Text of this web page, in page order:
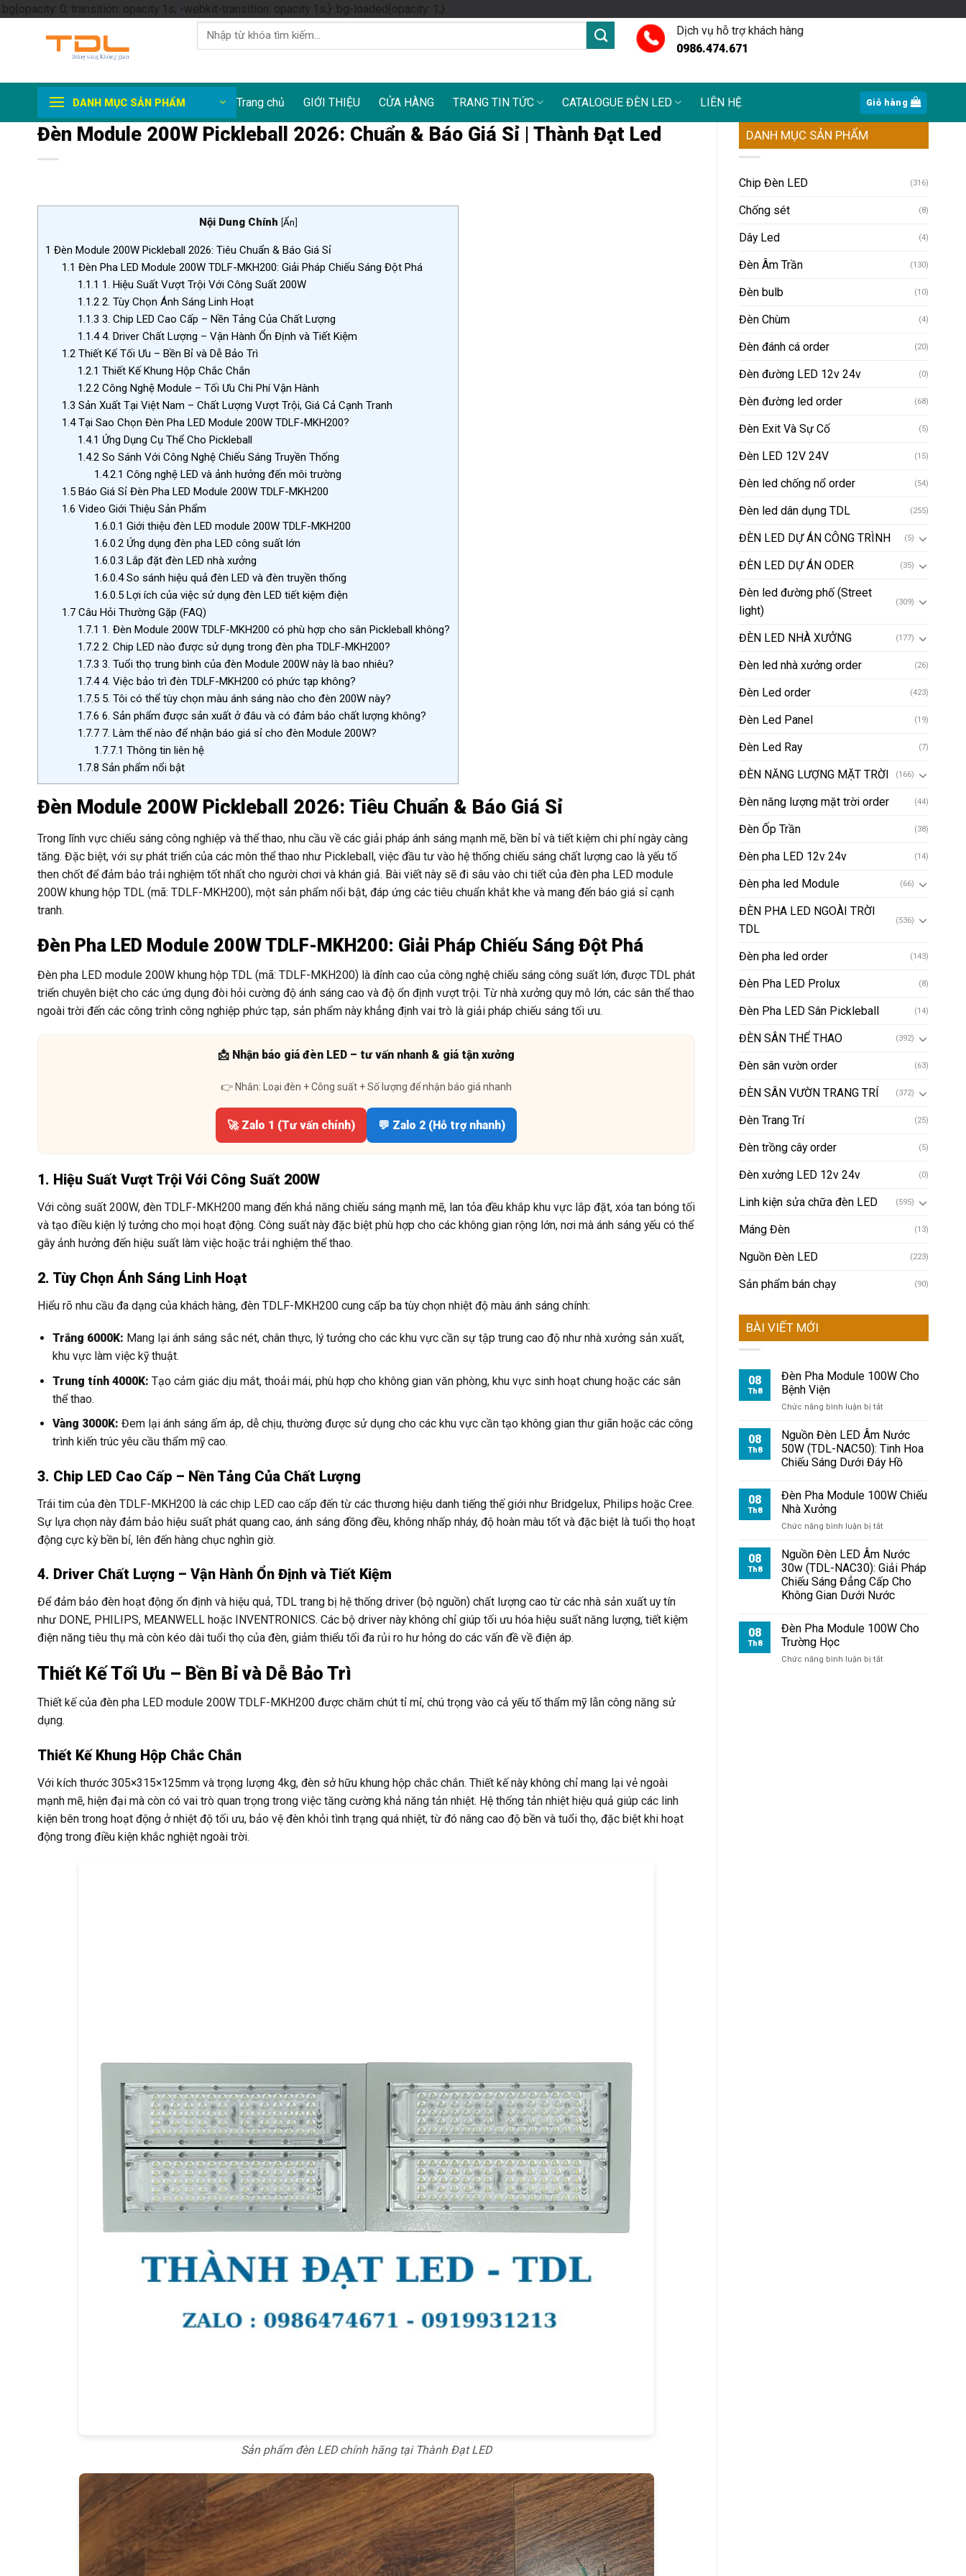
.bg{opacity: 0; transition: opacity 1s; -webkit-transition: opacity 1s;} .bg-loaded{opacity: 1;}Skip
to
Tìm
kiếm:
Dịch vụ hỗ trợ khách hàng
0986.474.671
DANH MỤC SẢN PHẨM Trang chủ GIỚI THIỆU CỬA HÀNG TRANG TIN TỨC CATALOGUE ĐÈN LED LIÊN HỆ Giỏ hàng
Đèn Module 200W Pickleball 2026: Chuẩn & Báo Giá Sỉ | Thành Đạt Led
Nội Dung Chính [Ẩn]
1 Đèn Module 200W Pickleball 2026: Tiêu Chuẩn & Báo Giá Sỉ
1.1 Đèn Pha LED Module 200W TDLF-MKH200: Giải Pháp Chiếu Sáng Đột Phá
1.1.1 1. Hiệu Suất Vượt Trội Với Công Suất 200W
1.1.2 2. Tùy Chọn Ánh Sáng Linh Hoạt
1.1.3 3. Chip LED Cao Cấp – Nền Tảng Của Chất Lượng
1.1.44. Driver Chất Lượng – Vận Hành Ổn Định và Tiết Kiệm
1.2Thiết Kế Tối Ưu – Bền Bỉ và Dễ Bảo Trì
1.2.1 Thiết Kế Khung Hộp Chắc Chắn
1.2.2 Công Nghệ Module – Tối Ưu Chi Phí Vận Hành
1.3 Sản Xuất Tại Việt Nam – Chất Lượng Vượt Trội, Giá Cả Cạnh Tranh
1.4Tại Sao Chọn Đèn Pha LED Module 200W TDLF-MKH200?
1.4.1 Ứng Dụng Cụ Thể Cho Pickleball
1.4.2 So Sánh Với Công Nghệ Chiếu Sáng Truyền Thống
1.4.2.1 Công nghệ LED và ảnh hưởng đến môi trường
1.5Báo Giá Sỉ Đèn Pha LED Module 200W TDLF-MKH200
1.6 Video Giới Thiệu Sản Phẩm
1.6.0.1 Giới thiệu đèn LED module 200W TDLF-MKH200
1.6.0.2Ứng dụng đèn pha LED công suất lớn
1.6.0.3 Lắp đặt đèn LED nhà xưởng
1.6.0.4So sánh hiệu quả đèn LED và đèn truyền thống
1.6.0.5Lợi ích của việc sử dụng đèn LED tiết kiệm điện
1.7Câu Hỏi Thường Gặp (FAQ)
1.7.1 1. Đèn Module 200W TDLF-MKH200 có phù hợp cho sân Pickleball không?
1.7.2 2. Chip LED nào được sử dụng trong đèn pha TDLF-MKH200?
1.7.3 3. Tuổi thọ trung bình của đèn Module 200W này là bao nhiêu?
1.7.44. Việc bảo trì đèn TDLF-MKH200 có phức tạp không?
1.7.5 5. Tôi có thể tùy chọn màu ánh sáng nào cho đèn 200W này?
1.7.6 6. Sản phẩm được sản xuất ở đâu và có đảm bảo chất lượng không?
1.7.7 7. Làm thế nào để nhận báo giá sỉ cho đèn Module 200W?
1.7.7.1 Thông tin liên hệ
1.7.8 Sản phẩm nổi bật
Đèn Module 200W Pickleball 2026: Tiêu Chuẩn & Báo Giá Sỉ
Trong lĩnh vực chiếu sáng công nghiệp và thể thao, nhu cầu về các giải pháp ánh sáng mạnh mẽ, bền bỉ và tiết kiệm chi phí ngày càng
tăng. Đặc biệt, với sự phát triển của các môn thể thao như Pickleball, việc đầu tư vào hệ thống chiếu sáng chất lượng cao là yếu tố
then chốt để đảm bảo trải nghiệm tốt nhất cho người chơi và khán giả. Bài viết này sẽ đi sâu vào chi tiết của đèn pha LED module
200W khung hộp TDL (mã: TDLF-MKH200), một sản phẩm nổi bật, đáp ứng các tiêu chuẩn khắt khe và mang đến báo giá sỉ cạnh
tranh.
Đèn Pha LED Module 200W TDLF-MKH200: Giải Pháp Chiếu Sáng Đột Phá
Đèn pha LED module 200W khung hộp TDL (mã: TDLF-MKH200) là đỉnh cao của công nghệ chiếu sáng công suất lớn, được TDL phát
triển chuyên biệt cho các ứng dụng đòi hỏi cường độ ánh sáng cao và độ ổn định vượt trội. Từ nhà xưởng quy mô lớn, các sân thể thao
ngoài trời đến các công trình công nghiệp phức tạp, sản phẩm này khẳng định vai trò là giải pháp chiếu sáng tối ưu.
📩 Nhận báo giá đèn LED – tư vấn nhanh & giá tận xưởng
👉 Nhắn: Loại đèn + Công suất + Số lượng để nhận báo giá nhanh
🚀 Zalo 1 (Tư vấn chính) 💬 Zalo 2 (Hỗ trợ nhanh)
1. Hiệu Suất Vượt Trội Với Công Suất 200W
Với công suất 200W, đèn TDLF-MKH200 mang đến khả năng chiếu sáng mạnh mẽ, lan tỏa đều khắp khu vực lắp đặt, xóa tan bóng tối
và tạo điều kiện lý tưởng cho mọi hoạt động. Công suất này đặc biệt phù hợp cho các không gian rộng lớn, nơi mà ánh sáng yếu có thể
gây ảnh hưởng đến hiệu suất làm việc hoặc trải nghiệm thể thao.
2. Tùy Chọn Ánh Sáng Linh Hoạt
Hiểu rõ nhu cầu đa dạng của khách hàng, đèn TDLF-MKH200 cung cấp ba tùy chọn nhiệt độ màu ánh sáng chính:
Trắng 6000K: Mang lại ánh sáng sắc nét, chân thực, lý tưởng cho các khu vực cần sự tập trung cao độ như nhà xưởng sản xuất,
khu vực làm việc kỹ thuật.
Trung tính 4000K: Tạo cảm giác dịu mắt, thoải mái, phù hợp cho không gian văn phòng, khu vực sinh hoạt chung hoặc các sân
thể thao.
Vàng 3000K: Đem lại ánh sáng ấm áp, dễ chịu, thường được sử dụng cho các khu vực cần tạo không gian thư giãn hoặc các công
trình kiến trúc yêu cầu thẩm mỹ cao.
3. Chip LED Cao Cấp – Nền Tảng Của Chất Lượng
Trái tim của đèn TDLF-MKH200 là các chip LED cao cấp đến từ các thương hiệu danh tiếng thế giới như Bridgelux, Philips hoặc Cree.
Sự lựa chọn này đảm bảo hiệu suất phát quang cao, ánh sáng đồng đều, không nhấp nháy, độ hoàn màu tốt và đặc biệt là tuổi thọ hoạt
động cực kỳ bền bỉ, lên đến hàng chục nghìn giờ.
4. Driver Chất Lượng – Vận Hành Ổn Định và Tiết Kiệm
Để đảm bảo đèn hoạt động ổn định và hiệu quả, TDL trang bị hệ thống driver (bộ nguồn) chất lượng cao từ các nhà sản xuất uy tín
như DONE, PHILIPS, MEANWELL hoặc INVENTRONICS. Các bộ driver này không chỉ giúp tối ưu hóa hiệu suất năng lượng, tiết kiệm
điện năng tiêu thụ mà còn kéo dài tuổi thọ của đèn, giảm thiểu tối đa rủi ro hư hỏng do các vấn đề về điện áp.
Thiết Kế Tối Ưu – Bền Bỉ và Dễ Bảo Trì
Thiết kế của đèn pha LED module 200W TDLF-MKH200 được chăm chút tỉ mỉ, chú trọng vào cả yếu tố thẩm mỹ lẫn công năng sử
dụng.
Thiết Kế Khung Hộp Chắc Chắn
Với kích thước 305×315×125mm và trọng lượng 4kg, đèn sở hữu khung hộp chắc chắn. Thiết kế này không chỉ mang lại vẻ ngoài
mạnh mẽ, hiện đại mà còn có vai trò quan trọng trong việc tăng cường khả năng tản nhiệt. Hệ thống tản nhiệt hiệu quả giúp các linh
kiện bên trong hoạt động ở nhiệt độ tối ưu, bảo vệ đèn khỏi tình trạng quá nhiệt, từ đó nâng cao độ bền và tuổi thọ, đặc biệt khi hoạt
động trong điều kiện khắc nghiệt ngoài trời.
Sản phẩm đèn LED chính hãng tại Thành Đạt LED
DANH MỤC SẢN PHẨM
Chip Đèn LED (316)
Chống sét (8)
Dây Led (4)
Đèn Âm Trần (130)
Đèn bulb (10)
Đèn Chùm (4)
Đèn đánh cá order (20)
Đèn đường LED 12v 24v (0)
Đèn đường led order (68)
Đèn Exit Và Sự Cố (5)
Đèn LED 12V 24V (15)
Đèn led chống nổ order (54)
Đèn led dân dụng TDL (255)
ĐÈN LED DỰ ÁN CÔNG TRÌNH (5)
ĐÈN LED DỰ ÁN ODER (35)
Đèn led đường phố (Street
light)
(309)
ĐÈN LED NHÀ XƯỞNG (177)
Đèn led nhà xưởng order (26)
Đèn Led order (423)
Đèn Led Panel (19)
Đèn Led Ray (7)
ĐÈN NĂNG LƯỢNG MẶT TRỜI (166)
Đèn năng lượng mặt trời order (44)
Đèn Ốp Trần (38)
Đèn pha LED 12v 24v (14)
Đèn pha led Module (66)
ĐÈN PHA LED NGOÀI TRỜI
TDL
(536)
Đèn pha led order (143)
Đèn Pha LED Prolux (8)
Đèn Pha LED Sân Pickleball (14)
ĐÈN SÂN THỂ THAO (392)
Đèn sân vườn order (63)
ĐÈN SÂN VƯỜN TRANG TRÍ (372)
Đèn Trang Trí (25)
Đèn trồng cây order (5)
Đèn xưởng LED 12v 24v (0)
Linh kiện sửa chữa đèn LED (595)
Máng Đèn (13)
Nguồn Đèn LED (223)
Sản phẩm bán chạy (90)
BÀI VIẾT MỚI
08
Th8
Đèn Pha Module 100W Cho
Bệnh Viện
Chức năng bình luận bị tắt
Pha
Module
100W
Cho
Viện
08
Th8
Nguồn Đèn LED Âm Nước
50W (TDL-NAC50): Tinh Hoa
Chiếu Sáng Dưới Đáy Hồ
08
Th8
Đèn Pha Module 100W Chiếu
Nhà Xưởng
Chức năng bình luận bị tắt
Pha
Module
100W
Chiếu
Nhà
08
Th8
Nguồn Đèn LED Âm Nước
30w (TDL-NAC30): Giải Pháp
Chiếu Sáng Đẳng Cấp Cho
Không Gian Dưới Nước
08
Th8
Đèn Pha Module 100W Cho
Trường Học
Chức năng bình luận bị tắt